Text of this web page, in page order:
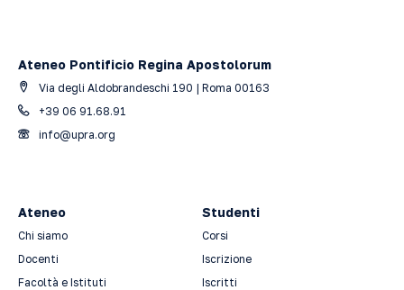
Ateneo Pontificio Regina Apostolorum
Via degli Aldobrandeschi 190 | Roma 00163
+39 06 91.68.91
info@upra.org
Ateneo
Chi siamo
Docenti
Facoltà e Istituti
Studenti
Corsi
Iscrizione
Iscritti